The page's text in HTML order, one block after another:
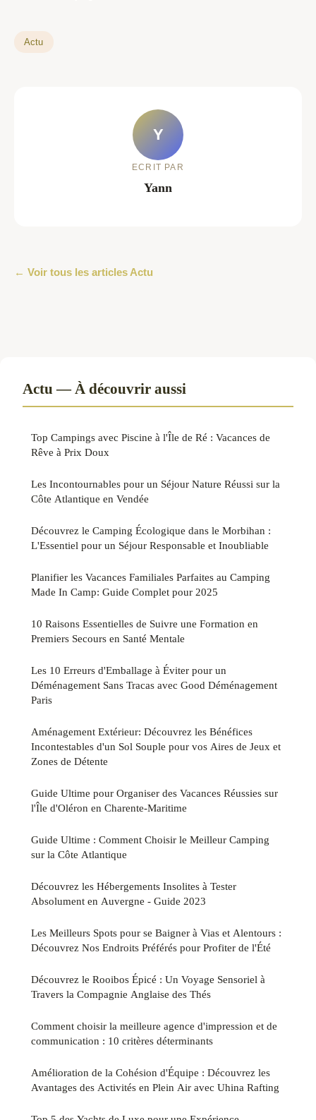
Actu
Y
ECRIT PAR
Yann
← Voir tous les articles Actu
Actu — À découvrir aussi
Top Campings avec Piscine à l'Île de Ré : Vacances de
Rêve à Prix Doux
Les Incontournables pour un Séjour Nature Réussi sur la
Côte Atlantique en Vendée
Découvrez le Camping Écologique dans le Morbihan :
L'Essentiel pour un Séjour Responsable et Inoubliable
Planifier les Vacances Familiales Parfaites au Camping
Made In Camp: Guide Complet pour 2025
10 Raisons Essentielles de Suivre une Formation en
Premiers Secours en Santé Mentale
Les 10 Erreurs d'Emballage à Éviter pour un
Déménagement Sans Tracas avec Good Déménagement
Paris
Aménagement Extérieur: Découvrez les Bénéfices
Incontestables d'un Sol Souple pour vos Aires de Jeux et
Zones de Détente
Guide Ultime pour Organiser des Vacances Réussies sur
l'Île d'Oléron en Charente-Maritime
Guide Ultime : Comment Choisir le Meilleur Camping
sur la Côte Atlantique
Découvrez les Hébergements Insolites à Tester
Absolument en Auvergne - Guide 2023
Les Meilleurs Spots pour se Baigner à Vias et Alentours :
Découvrez Nos Endroits Préférés pour Profiter de l'Été
Découvrez le Rooibos Épicé : Un Voyage Sensoriel à
Travers la Compagnie Anglaise des Thés
Comment choisir la meilleure agence d'impression et de
communication : 10 critères déterminants
Amélioration de la Cohésion d'Équipe : Découvrez les
Avantages des Activités en Plein Air avec Uhina Rafting